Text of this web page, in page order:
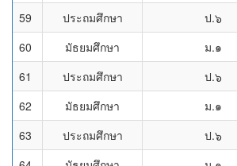
59
ประถมศึกษา ป.๖
60
มัธยมศึกษา ม.๑
61
ประถมศึกษา ป.๖
62
มัธยมศึกษา ม.๑
63
ประถมศึกษา ป.๖